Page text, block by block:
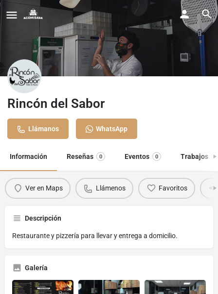
Rincón del Sabor
Llámanos WhatsApp
Información Reseñas 0 Eventos 0 Trabajos 0
Ver en Maps Llámenos Favoritos
Descripción
Restaurante y pizzería para llevar y entrega a domicilio.
Galería